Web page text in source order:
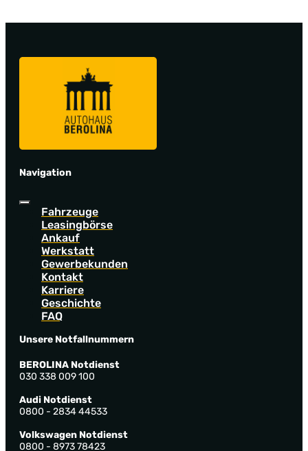
Navigation
Fahrzeuge
Leasingbörse
Ankauf
Werkstatt
Gewerbekunden
Kontakt
Karriere
Geschichte
FAQ
Unsere Notfallnummern
BEROLINA Notdienst
030 338 009 100
Audi Notdienst
0800 - 2834 44533
Volkswagen Notdienst
0800 - 8973 78423